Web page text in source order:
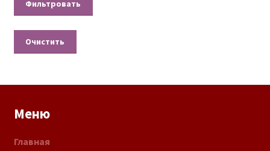
Очистить
Меню
Главная